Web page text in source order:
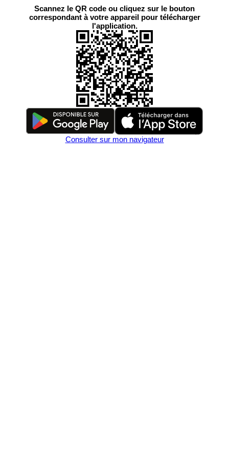
Scannez le QR code ou cliquez sur le bouton
correspondant à votre appareil pour télécharger
l'application.
Consulter sur mon navigateur